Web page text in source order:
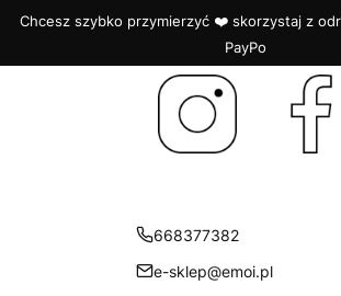
Chcesz szybko przymierzyć ❤️ skorzystaj z
PayPo
668377382
e-sklep@emoi.pl